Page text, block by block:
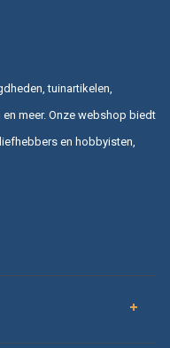
tuinartikelen,
meer. Onze webshop biedt
en hobbyisten,